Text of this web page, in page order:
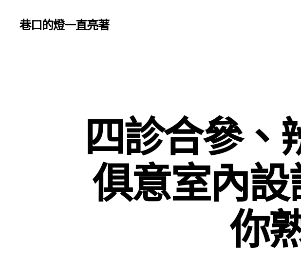
巷口的燈一直亮著
四診合參
俱意室內
你